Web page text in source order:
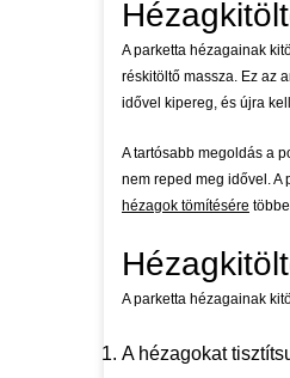
A parketta hézagainak
réskitöltő massza. Ez az
idővel kipereg, és újra
A tartósabb megoldás a
nem reped meg idővel. A
hézagok tömítésére
A parketta hézagainak
A hézagokat